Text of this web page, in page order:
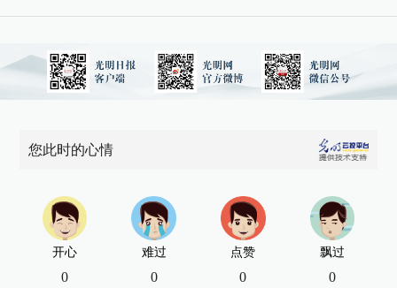
您此时的心情
开心
0
难过
0
点赞
0
飘过
0